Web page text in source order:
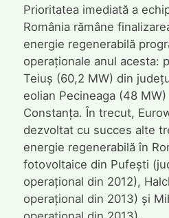
Prioritatea imediată a
România rămâne
energie regenerabilă
operaționale anul acesta:
Teiuș (60,2 MW) din
eolian Pecineaga (48
Constanța. În trecut,
dezvoltat cu succes alte
energie regenerabilă în
fotovoltaice din Pufești
operațional din 2012),
operațional din 2013) și